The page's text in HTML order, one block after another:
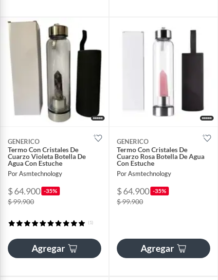
GENERICO
Termo Con Cristales De
Cuarzo Violeta Botella De
Agua Con Estuche
Por Asmtechnology
$ 64.900 -35%
$ 99.900
(1)
Agregar
GENERICO
Termo Con Cristales De
Cuarzo Rosa Botella De Agua
Con Estuche
Por Asmtechnology
$ 64.900 -35%
$ 99.900
Agregar